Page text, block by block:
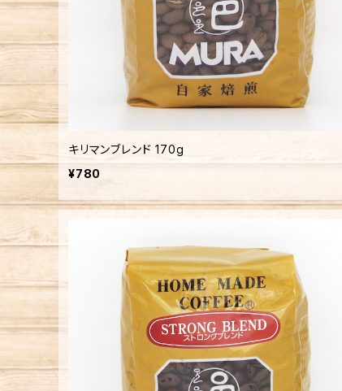
キリマンブレンド 170g
¥780